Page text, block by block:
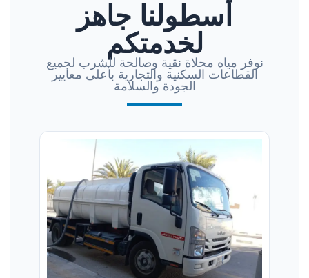
أسطولنا جاهز
لخدمتكم
نوفر مياه محلاة نقية وصالحة للشرب لجميع
القطاعات السكنية والتجارية بأعلى معايير
الجودة والسلامة